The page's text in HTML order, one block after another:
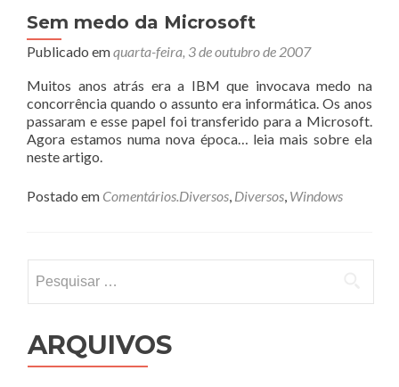
Sem medo da Microsoft
Publicado emquarta-feira, 3 de outubro de 2007
Muitos anos atrás era a IBM que invocava medo na
concorrência quando o assunto era informática. Os anos
passaram e esse papel foi transferido para a Microsoft.
Agora estamos numa nova época… leia mais sobre ela
neste artigo.
Postado em Comentários.Diversos, Diversos, Windows
por:
ARQUIVOS